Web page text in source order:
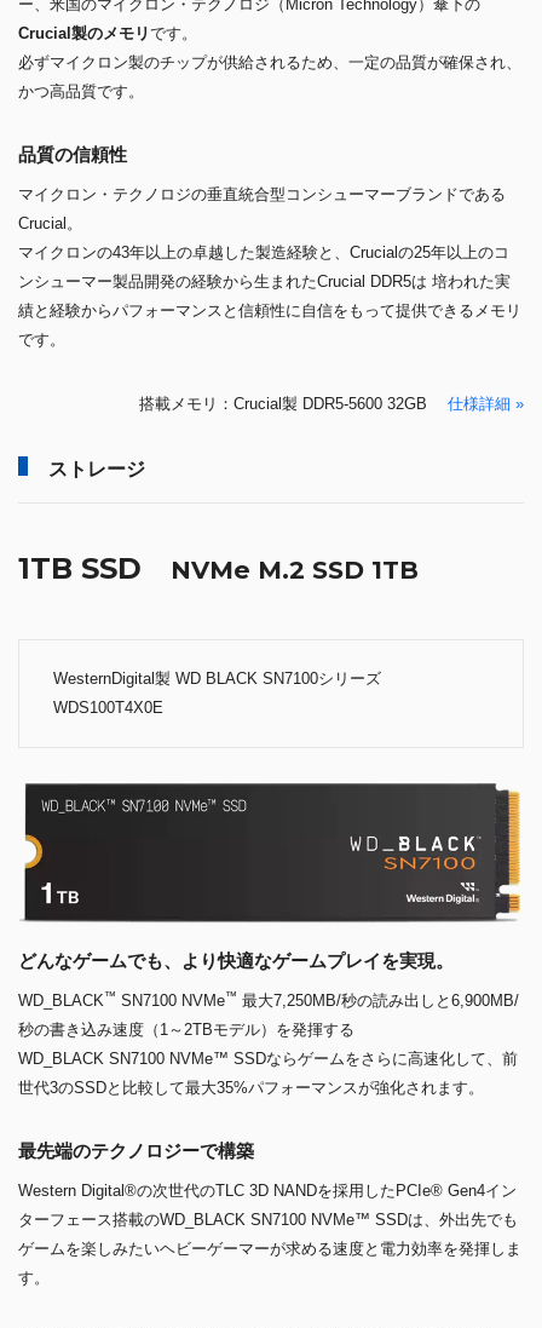
ー、米国のマイクロン・テクノロジ（Micron Technology）傘下の
Crucial製のメモリです。
必ずマイクロン製のチップが供給されるため、一定の品質が確保され、
かつ高品質です。
品質の信頼性
マイクロン・テクノロジの垂直統合型コンシューマーブランドである
Crucial。
マイクロンの43年以上の卓越した製造経験と、Crucialの25年以上のコ
ンシューマー製品開発の経験から生まれたCrucial DDR5は 培われた実
績と経験からパフォーマンスと信頼性に自信をもって提供できるメモリ
です。
搭載メモリ：Crucial製 DDR5-5600 32GB 仕様詳細 »
ストレージ
1TB SSD NVMe M.2 SSD 1TB
WesternDigital製 WD BLACK SN7100シリーズ
WDS100T4X0E
どんなゲームでも、より快適なゲームプレイを実現。
WD_BLACK™ SN7100 NVMe™ 最大7,250MB/秒の読み出しと6,900MB/
秒の書き込み速度（1～2TBモデル）を発揮する
WD_BLACK SN7100 NVMe™ SSDならゲームをさらに高速化して、前
世代3のSSDと比較して最大35%パフォーマンスが強化されます。
最先端のテクノロジーで構築
Western Digital®の次世代のTLC 3D NANDを採用したPCIe® Gen4イン
ターフェース搭載のWD_BLACK SN7100 NVMe™ SSDは、外出先でも
ゲームを楽しみたいヘビーゲーマーが求める速度と電力効率を発揮しま
す。